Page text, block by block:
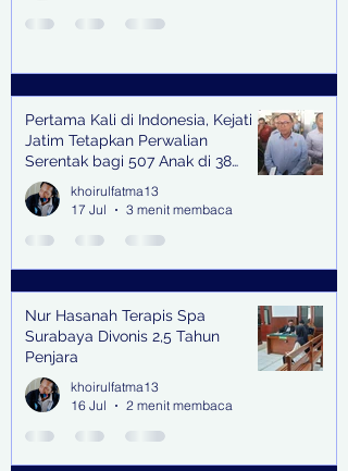
Pertama Kali di Indonesia, Kejati
Jatim Tetapkan Perwalian
Serentak bagi 507 Anak di 38
Kabupaten & Kota
khoirulfatma13
17 Jul
3 menit membaca
Nur Hasanah Terapis Spa
Surabaya Divonis 2,5 Tahun
Penjara
khoirulfatma13
16 Jul
2 menit membaca